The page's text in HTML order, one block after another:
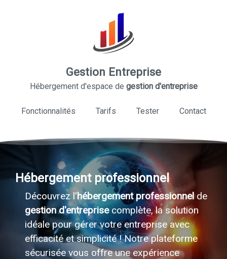
Gestion Entreprise
Hébergement d'espace de gestion d'entreprise
Fonctionnalités Tarifs Tester Contact
Hébergement professionnel
Découvrez l'hébergement professionnelde
gestion d'entreprisecomplète, la solution
idéale pour gérer votre entreprise avec
efficacité et simplicité ! Notre plateforme
sécurisée vous offre une expérience